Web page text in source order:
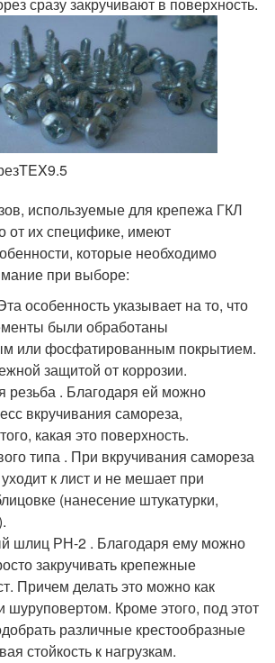
сразу закручивают в поверхность.
используемые для крепежа ГКЛ
от их специфике, имеют
которые необходимо
при выборе:
особенность указывает на то, что
были обработаны
или фосфатированным покрытием.
защитой от коррозии.
резьба . Благодаря ей можно
вкручивания самореза,
какая это поверхность.
типа . При вкручивания самореза
к лист и не мешает при
(нанесение штукатурки,
шлиц РН-2 . Благодаря ему можно
закручивать крепежные
Причем делать это можно как
шуруповертом. Кроме этого, под этот
различные крестообразные
стойкость к нагрузкам.